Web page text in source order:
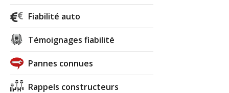
Fiabilité auto
Témoignages fiabilité
Pannes connues
Rappels constructeurs